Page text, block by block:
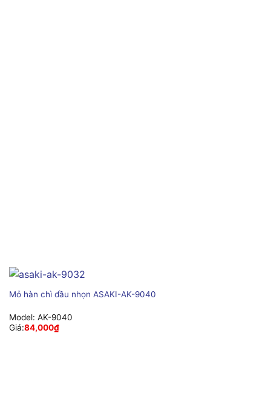
Mỏ hàn chì đầu nhọn ASAKI-AK-9040
Model: AK-9040
Giá:84,000₫